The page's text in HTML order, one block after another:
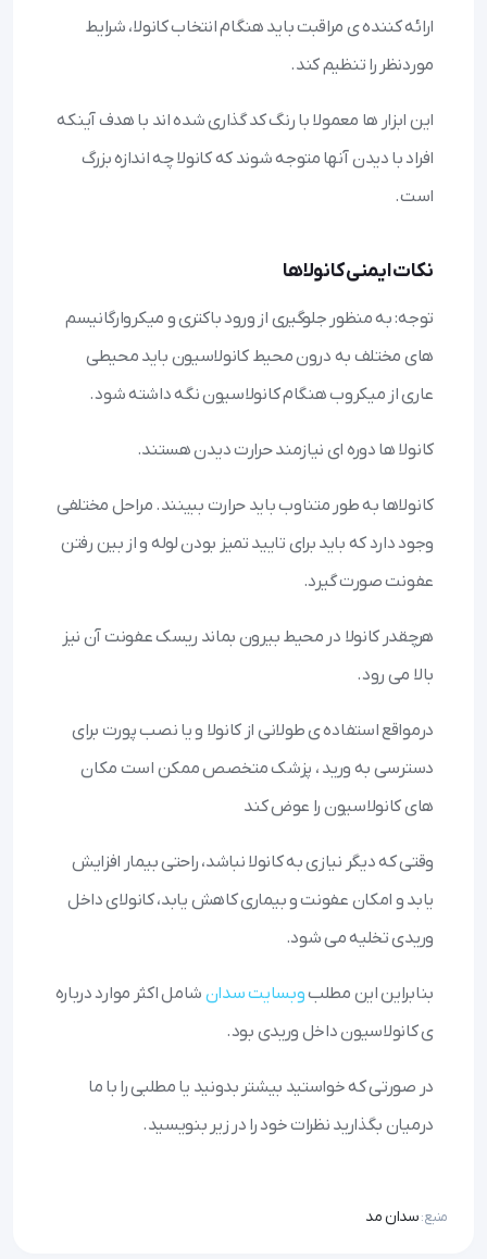
ارائه کننده ی مراقبت باید هنگام انتخاب کانولا، شرایط
موردنظر را تنظیم کند.
این ابزار ها معمولا با رنگ کد گذاری شده اند با هدف آینکه
افراد با دیدن آنها متوجه شوند که کانولا چه اندازه بزرگ
است.
نکات ایمنی کانولاها
توجه: به منظور جلوگیری از ورود باکتری و میکروارگانیسم
های مختلف به درون محیط کانولاسیون باید محیطی
عاری از میکروب هنگام کانولاسیون نگه داشته شود.
کانولا ها دوره ای نیازمند حرارت دیدن‌ هستند.
کانولاها به طور متناوب باید حرارت ببینند. مراحل مختلفی
وجود دارد که باید برای تایید تمیز بودن لوله و از بین رفتن
عفونت صورت گیرد.
هرچقدر کانولا در محیط بیرون بماند ریسک عفونت آن نیز
بالا می رود.
درمواقع استفاده ی طولانی از کانولا و یا نصب پورت برای
دسترسی به ورید ، پزشک متخصص ممکن است مکان
های کانولاسیون را عوض کند
وقتی که دیگر نیازی به کانولا نباشد، راحتی بیمار افزایش
یابد و امکان عفونت و بیماری کاهش یابد، کانولای داخل
وریدی تخلیه می شود.
بنابراین این مطلبوبسایت سدان شامل اکثر موارد درباره
ی کانولاسیون داخل وریدی بود.
در صورتی که خواستید بیشتر بدونید یا مطلبی را با ما
درمیان بگذارید نظرات خود را در زیر بنویسید.
منبع:سدان مد